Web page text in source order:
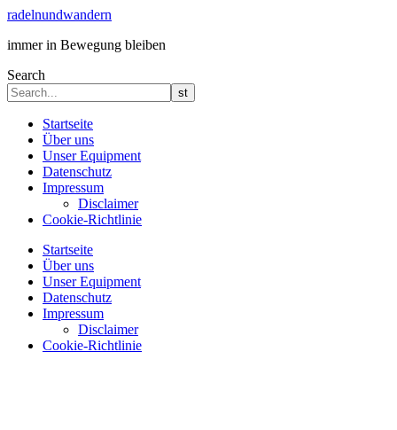
radelnundwandern
immer in Bewegung bleiben
Search
Startseite
Über uns
Unser Equipment
Datenschutz
Impressum
Disclaimer
Cookie-Richtlinie
Startseite
Über uns
Unser Equipment
Datenschutz
Impressum
Disclaimer
Cookie-Richtlinie